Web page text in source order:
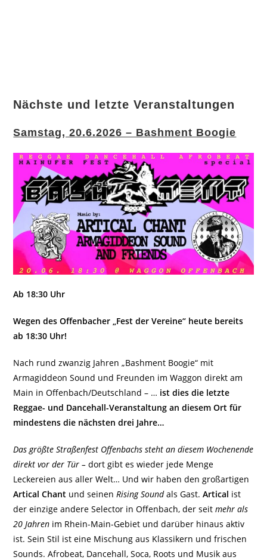
Nächste und letzte Veranstaltungen
Samstag, 20.6.2026 – Bashment Boogie
Ab 18:30 Uhr
Wegen des Offenbacher „Fest der Vereine“ heute bereits
ab 18:30 Uhr!
Nach rund zwanzig Jahren „Bashment Boogie“ mit
Armagiddeon Sound und Freunden im Waggon direkt am
Main in Offenbach/Deutschland – … ist dies die letzte
Reggae- und Dancehall-Veranstaltung an diesem Ort für
mindestens die nächsten drei Jahre…
Das größte Straßenfest Offenbachs steht an diesem Wochenende
direkt vor der Tür – dort gibt es wieder jede Menge
Leckereien aus aller Welt… Und wir haben den großartigen
Artical Chant und seinen Rising Soundals Gast.Artical ist
der einzige andere Selector in Offenbach, der seitmehr als
20 Jahren im Rhein-Main-Gebiet und darüber hinaus aktiv
ist. Sein Stil ist eine Mischung aus Klassikern und frischen
Sounds. Afrobeat, Dancehall, Soca, Roots und Musik aus